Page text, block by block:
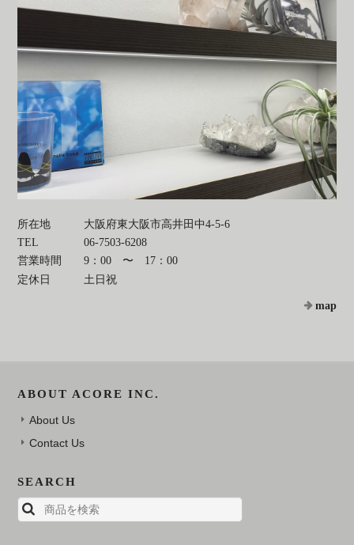
所在地
大阪府東大阪市高井田中4-5-6
TEL
06-7503-6208
営業時間
9：00 〜 17：00
定休日
土日祝
map
ABOUT ACORE INC.
About Us
Contact Us
SEARCH